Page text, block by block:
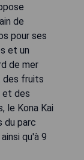
de
pour ses
et un
de mer
des fruits
et des
le Kona Kai
du parc
qu'à 9